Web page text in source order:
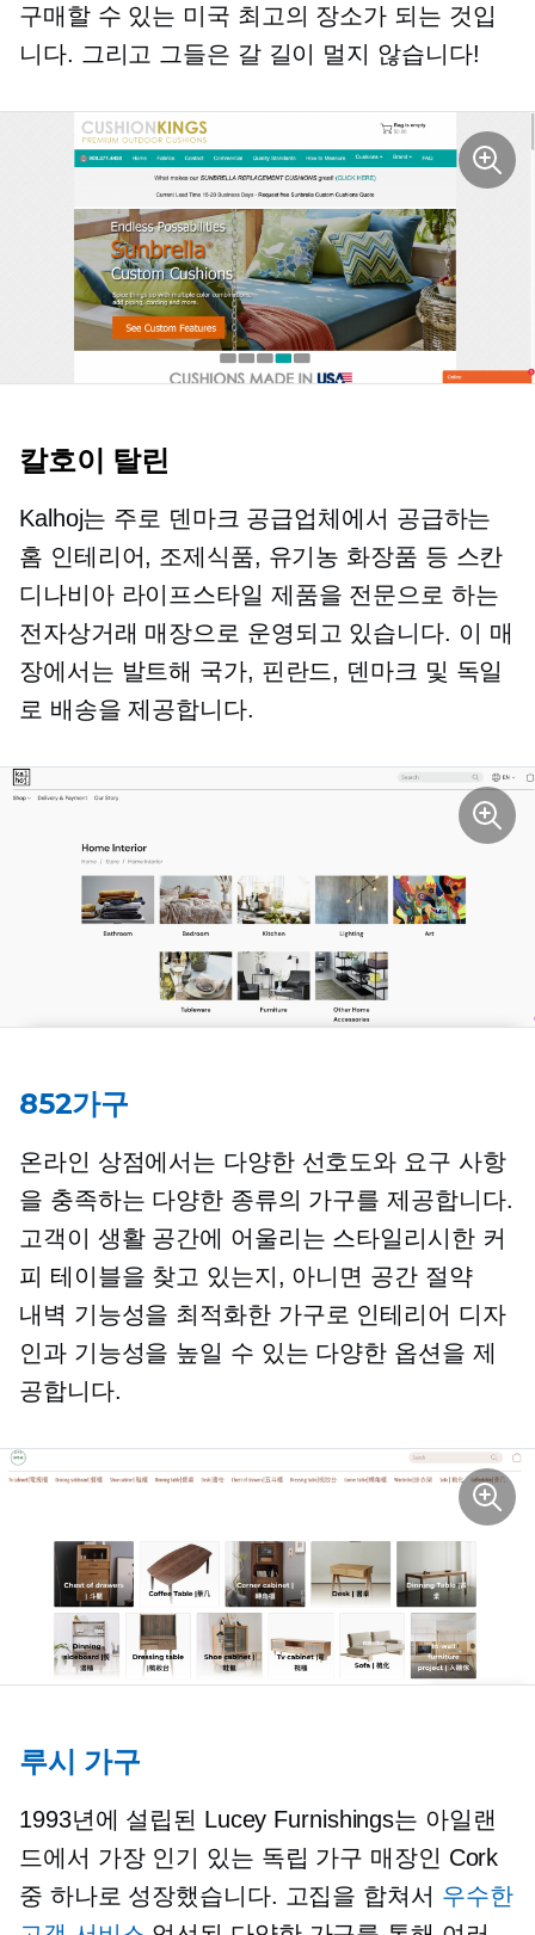
구매할 수 있는 미국 최고의 장소가 되는 것입
니다. 그리고 그들은 갈 길이 멀지 않습니다!
칼호이 탈린
Kalhoj는 주로 덴마크 공급업체에서 공급하는
홈 인테리어, 조제식품, 유기농 화장품 등 스칸
디나비아 라이프스타일 제품을 전문으로 하는
전자상거래 매장으로 운영되고 있습니다. 이 매
장에서는 발트해 국가, 핀란드, 덴마크 및 독일
로 배송을 제공합니다.
852가구
온라인 상점에서는 다양한 선호도와 요구 사항
을 충족하는 다양한 종류의 가구를 제공합니다.
고객이 생활 공간에 어울리는 스타일리시한 커
피 테이블을 찾고 있는지, 아니면 공간 절약
내벽 기능성을 최적화한 가구로 인테리어 디자
인과 기능성을 높일 수 있는 다양한 옵션을 제
공합니다.
루시 가구
1993년에 설립된 Lucey Furnishings는 아일랜
드에서 가장 인기 있는 독립 가구 매장인 Cork
중 하나로 성장했습니다. 고집을 합쳐서 우수한